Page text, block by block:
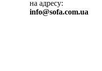
на адресу:
info@sofa.com.ua